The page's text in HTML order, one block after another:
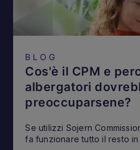
BLOG
Cos'è il CPM e
albergatori
preoccuparsene?
Se utilizzi Sojern
fa funzionare tutto il resto